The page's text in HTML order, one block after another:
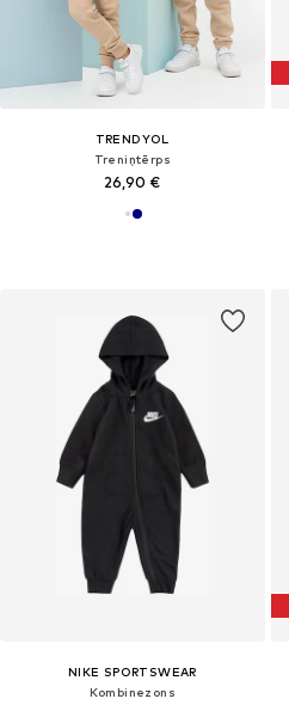
TRENDYOL
Treniņtērps
26,90 €
NIKE SPORTSWEAR
Kombinezons